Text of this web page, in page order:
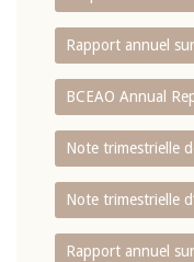
Rapport annuel
BCEAO Annual
Note trimestrielle
Note trimestrielle
Rapport annuel